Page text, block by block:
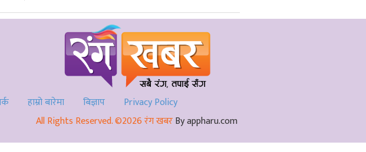
हाम्रो बारेमा बिज्ञाप
Privacy Policy
All Rights Reserved. ©2026 रंग खबरBy appharu.com